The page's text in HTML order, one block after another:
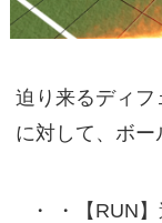
迫り来るディ
に対して、ボ
・【RUN